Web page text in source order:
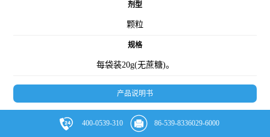
剂型
颗粒
规格
每袋装20g(无蔗糖)。
产品说明书
学术动态 400-0539-310
86-539-8336029-6000